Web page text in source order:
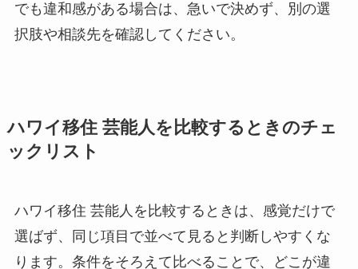
でも違和感がある場合は、急いで決めず、別の選
択肢や相談先を確認してください。
ハワイ移住 芸能人を比較するときのチェ
ックリスト
ハワイ移住 芸能人を比較するときは、感覚だけで
選ばず、同じ項目で並べて見ると判断しやすくな
ります。条件をそろえて比べることで、どこが違